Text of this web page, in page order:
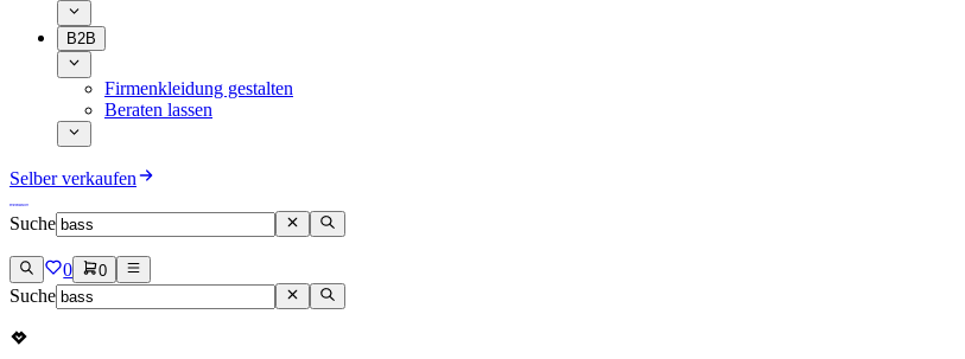
B2B
Firmenkleidung gestalten
Beraten lassen
Selber verkaufen
Suche
0 0
Suche